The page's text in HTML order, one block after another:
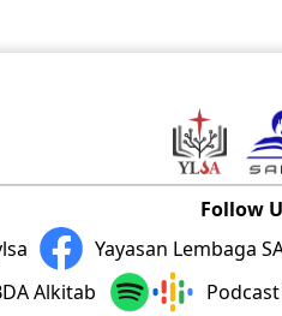
Follow
Yayasan Lembaga
Alkitab
Podcast